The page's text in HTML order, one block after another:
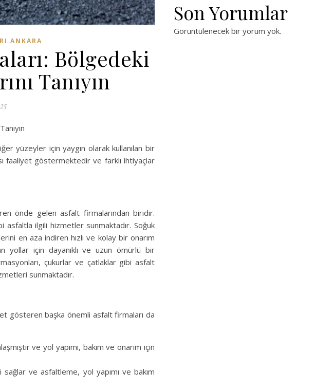
ANKARA
Bölgedeki
Tanıyın
yüzeyler için yaygın olarak kullanılan bir
faaliyet göstermektedir ve farklı ihtiyaçlar
önde gelen asfalt firmalarından biridir.
ilgili hizmetler sunmaktadır. Soğuk
en aza indiren hızlı ve kolay bir onarım
yollar için dayanıklı ve uzun ömürlü bir
çukurlar ve çatlaklar gibi asfalt
sunmaktadır.
gösteren başka önemli asfalt firmaları da
ve yol yapımı, bakım ve onarım için
ve asfaltleme, yol yapımı ve bakım
Son Yorumlar
Görüntülenecek bir yorum yok.